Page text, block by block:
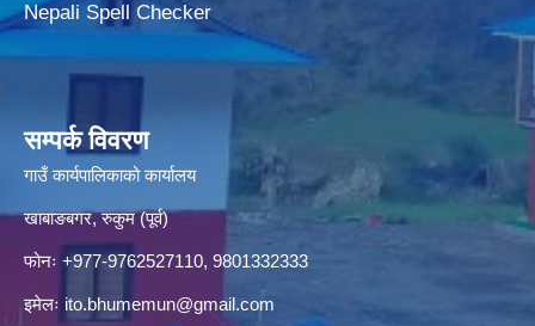
Nepali Spell Checker
सम्पर्क विवरण
गाउँ कार्यपालिकाको कार्यालय
खाबाङबगर, रुकुम (पूर्व)
फोनः +977-9762527110, 9801332333
इमेलः ito.bhumemun@gmail.com